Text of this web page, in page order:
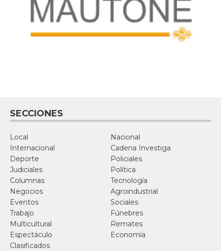
SECCIONES
Local
Nacional
Internacional
Cadena Investiga
Deporte
Policiales
Judiciales
Política
Columnas
Tecnología
Negocios
Agroindustrial
Eventos
Sociales
Trabajo
Fúnebres
Multicultural
Remates
Espectáculo
Economía
Clasificados